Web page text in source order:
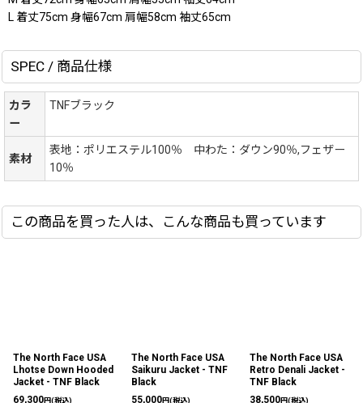
L 着丈75cm 身幅67cm 肩幅58cm 袖丈65cm
SPEC / 商品仕様
カラ
ー
TNFブラック
素材
表地：ポリエステル100％ 中わた：ダウン90％,フェザー
10％
この商品を買った人は、こんな商品も買っています
The North Face USA
Lhotse Down Hooded
Jacket - TNF Black
69,300円(税込)
The North Face USA
Saikuru Jacket - TNF
Black
55,000円(税込)
The North Face USA
Retro Denali Jacket -
TNF Black
38,500円(税込)